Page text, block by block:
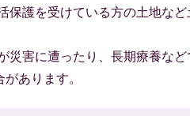
保護を受けている方の土地な
災害に遭ったり、長期療養な
あります。